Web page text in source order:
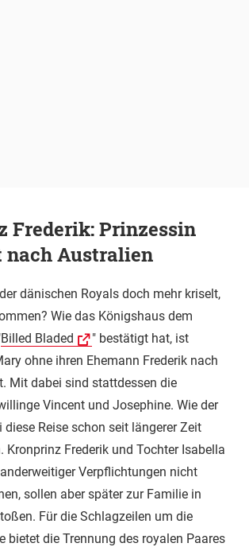
Frederik: Prinzessin
Australien
dänischen Royals doch mehr kriselt,
Wie das Königshaus dem
Billed Bladed
" bestätigt hat, ist
ohne ihren Ehemann Frederik nach
Mit dabei sind stattdessen die
Vincent und Josephine. Wie der
diese Reise schon seit längerer Zeit
Kronprinz Frederik und Tochter Isabella
Verpflichtungen nicht
sollen aber später zur Familie in
Für die Schlagzeilen um die
bietet die Trennung des royalen Paares